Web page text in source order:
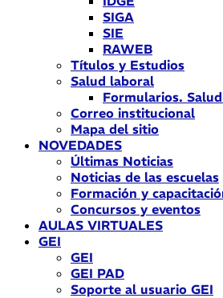
SIGA
SIE
RAWEB
Títulos y Estudios
Salud laboral
Formularios.
Correo institucional
Mapa del sitio
NOVEDADES
Últimas Noticias
Noticias de las escuelas
Formación y
Concursos y eventos
AULAS VIRTUALES
GEI
GEI
GEI PAD
Soporte al usuario GEI